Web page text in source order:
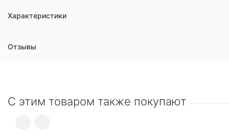
Характеристики
Отзывы
С этим товаром также покупают